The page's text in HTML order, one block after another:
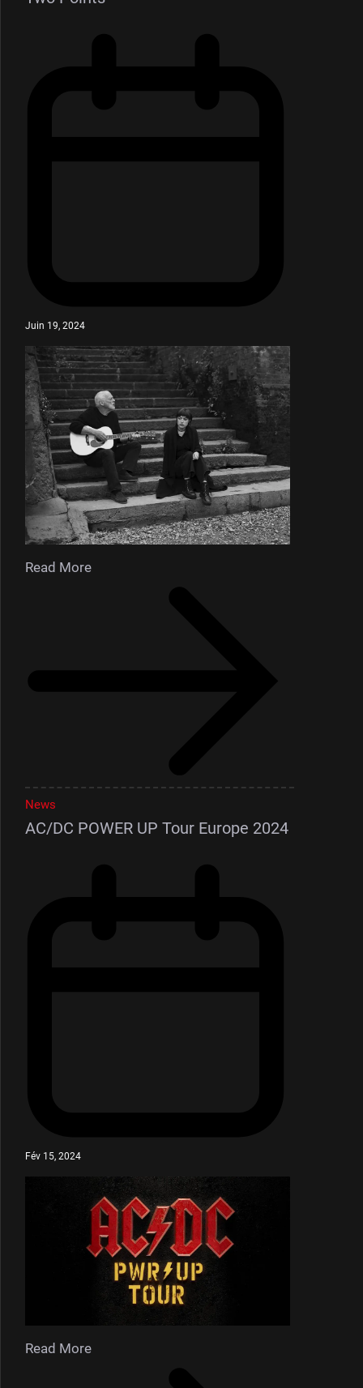
Juin 19, 2024
Read More
News
AC/DC POWER UP Tour Europe 2024
Fév 15, 2024
Read More